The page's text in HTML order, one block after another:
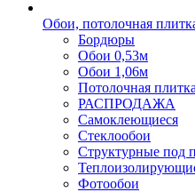
Обои, потолочная
Бордюры
Обои 0,53м
Обои 1,06м
Потолочная плитка
РАСПРОДАЖА
Самоклеющиеся
Стеклообои
Структурные под
Фотообои